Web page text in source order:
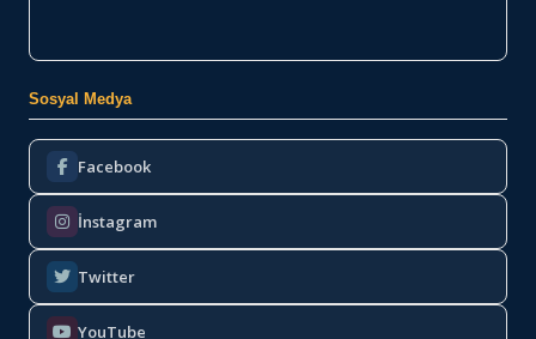
Sosyal Medya
Facebook
İnstagram
Twitter
YouTube